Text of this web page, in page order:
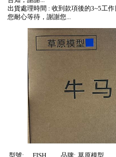
出貨處理時間 : 收到款項後的3~5工
您耐心等待，謝謝您...
型號: FISH 品牌: 草原模型